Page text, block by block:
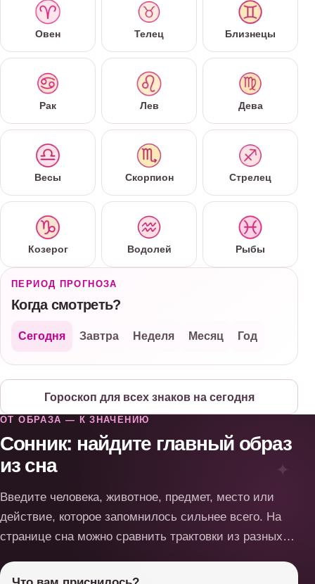
ПЕРИОД ПРОГНОЗА
Когда смотреть?
Сегодня Завтра Неделя Месяц Год
Овен Телец Близнецы
Рак Лев Дева
Весы Скорпион Стрелец
Козерог Водолей Рыбы
Гороскоп для всех знаков на сегодня
ОТ ОБРАЗА — К ЗНАЧЕНИЮ
Сонник: найдите главный образ
из сна
Введите человека, животное, предмет, место или
действие, которое запомнилось сильнее всего. На
странице сна можно сравнить трактовки из разных
эмоциями.